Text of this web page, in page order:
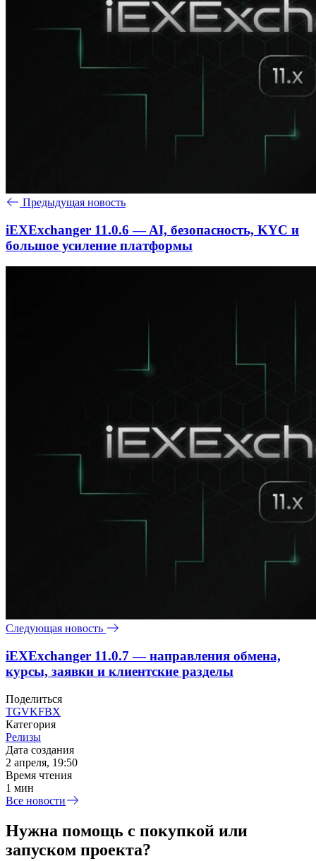
Предыдущая новость
iEXExchanger 11.0.6 — AI, безопасность, KYC и
большое усиление платформы
Следующая новость
iEXExchanger 11.0.7 — направления обмена,
курсы, заявки и клиентские разделы
Поделиться
TGVKFBX
Категория
Релизы
Дата создания
2 апреля, 19:50
Время чтения
1 мин
Все новости
Нужна помощь с покупкой или
запуском проекта?